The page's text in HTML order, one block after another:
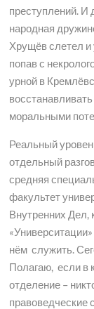
преступлений. И
народная
Хрущёв слетел и
попав с
урной в
моральными
Реальный
отдельный
средняя
факультет
Внутренних Дел,
нём служить.
Полагаю, если в
отделение –